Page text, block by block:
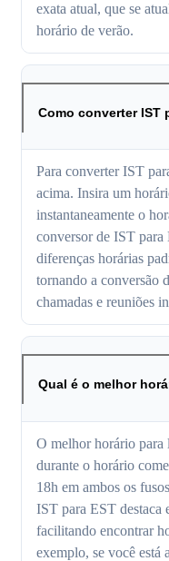
exata atual, que se
horário de verão.
Como converter IST
Para converter IST
acima. Insira um
instantaneamente o
conversor de IST
diferenças horárias
tornando a conversão
chamadas e reuniões
Qual é o melhor
O melhor horário para
durante o horário
18h em ambos os
IST para EST destaca
facilitando encontrar
exemplo, se você está